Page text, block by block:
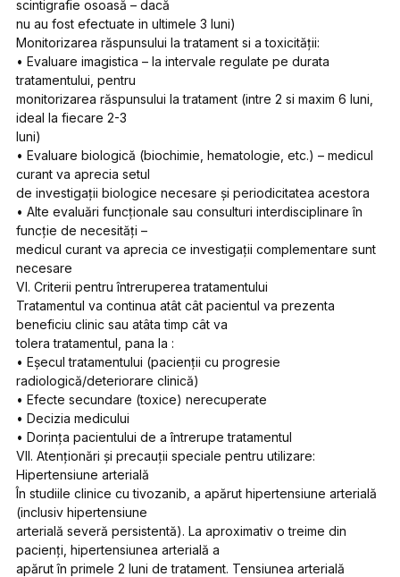
scintigrafie osoasă – dacă
nu au fost efectuate in ultimele 3 luni)
Monitorizarea răspunsului la tratament si a toxicității:
• Evaluare imagistica – la intervale regulate pe durata
tratamentului, pentru
monitorizarea răspunsului la tratament (intre 2 si maxim 6 luni,
ideal la fiecare 2-3
luni)
• Evaluare biologică (biochimie, hematologie, etc.) – medicul
curant va aprecia setul
de investigații biologice necesare şi periodicitatea acestora
• Alte evaluări funcționale sau consulturi interdisciplinare în
funcție de necesități –
medicul curant va aprecia ce investigații complementare sunt
necesare
VI. Criterii pentru întreruperea tratamentului
Tratamentul va continua atât cât pacientul va prezenta
beneficiu clinic sau atâta timp cât va
tolera tratamentul, pana la :
• Eșecul tratamentului (pacienții cu progresie
radiologică/deteriorare clinică)
• Efecte secundare (toxice) nerecuperate
• Decizia medicului
• Dorința pacientului de a întrerupe tratamentul
VII. Atenţionări şi precauţii speciale pentru utilizare:
Hipertensiune arterială
În studiile clinice cu tivozanib, a apărut hipertensiune arterială
(inclusiv hipertensiune
arterială severă persistentă). La aproximativ o treime din
pacienți, hipertensiunea arterială a
apărut în primele 2 luni de tratament. Tensiunea arterială